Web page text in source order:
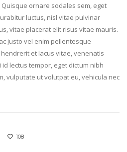
ornare sodales sem, eget
luctus, nisl vitae pulvinar
vitae placerat elit risus vitae mauris.
justo vel enim pellentesque
et lacus vitae, venenatis
lectus tempor, eget dictum nibh
vulputate ut volutpat eu, vehicula nec
108